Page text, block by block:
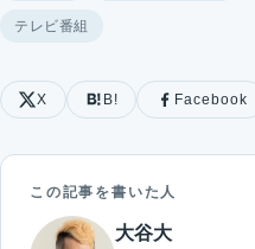
テレビ番組
X B! Facebook
この記事を書いた人
大谷大